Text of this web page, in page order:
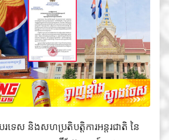
ទេស និងសហប្រតិបត្តិការអន្តរជាតិ នៃ